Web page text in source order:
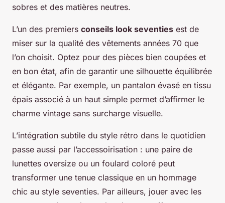
sobres et des matières neutres.
L’un des premiers conseils look seventies est de
miser sur la qualité des vêtements années 70 que
l’on choisit. Optez pour des pièces bien coupées et
en bon état, afin de garantir une silhouette équilibrée
et élégante. Par exemple, un pantalon évasé en tissu
épais associé à un haut simple permet d’affirmer le
charme vintage sans surcharge visuelle.
L’intégration subtile du style rétro dans le quotidien
passe aussi par l’accessoirisation : une paire de
lunettes oversize ou un foulard coloré peut
transformer une tenue classique en un hommage
chic au style seventies. Par ailleurs, jouer avec les